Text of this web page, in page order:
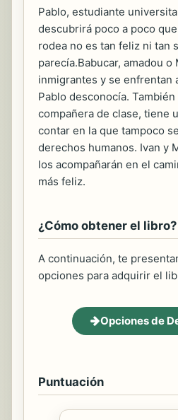
Pablo, estudiante
descubrirá poco a poco
rodea no es tan feliz ni tan
parecía.Babucar, amadou o
inmigrantes y se enfrentan
Pablo desconocía.
compañera de clase, tiene
contar en la que tampoco
derechos humanos. Ivan y
los acompañarán en el
más feliz.
¿Cómo obtener el libro?
A continuación, te
opciones para adquirir el
Opciones de
Puntuación